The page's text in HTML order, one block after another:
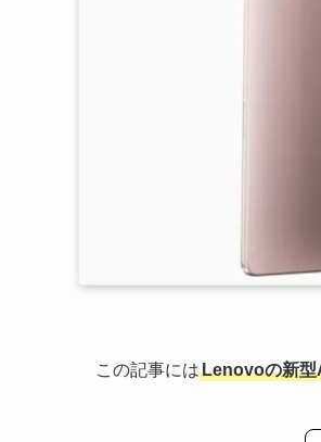
この記事にはLenovoの新型